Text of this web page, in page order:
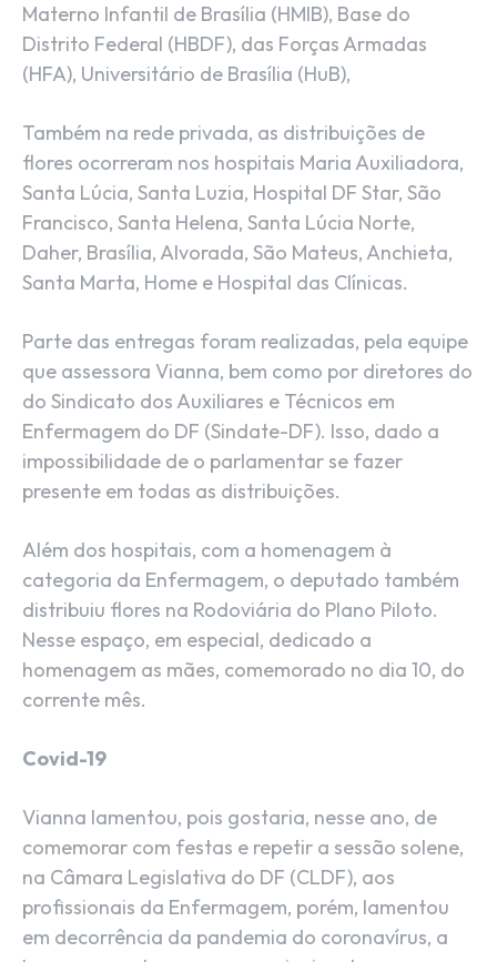
Materno Infantil de Brasília (HMIB), Base do
Distrito Federal (HBDF), das Forças Armadas
(HFA), Universitário de Brasília (HuB),
Também na rede privada, as distribuições de
flores ocorreram nos hospitais Maria Auxiliadora,
Santa Lúcia, Santa Luzia, Hospital DF Star, São
Francisco, Santa Helena, Santa Lúcia Norte,
Daher, Brasília, Alvorada, São Mateus, Anchieta,
Santa Marta, Home e Hospital das Clínicas.
Parte das entregas foram realizadas, pela equipe
que assessora Vianna, bem como por diretores do
do Sindicato dos Auxiliares e Técnicos em
Enfermagem do DF (Sindate-DF). Isso, dado a
impossibilidade de o parlamentar se fazer
presente em todas as distribuições.
Além dos hospitais, com a homenagem à
categoria da Enfermagem, o deputado também
distribuiu flores na Rodoviária do Plano Piloto.
Nesse espaço, em especial, dedicado a
homenagem as mães, comemorado no dia 10, do
corrente mês.
Covid-19
Vianna lamentou, pois gostaria, nesse ano, de
comemorar com festas e repetir a sessão solene,
na Câmara Legislativa do DF (CLDF), aos
profissionais da Enfermagem, porém, lamentou
em decorrência da pandemia do coronavírus, a